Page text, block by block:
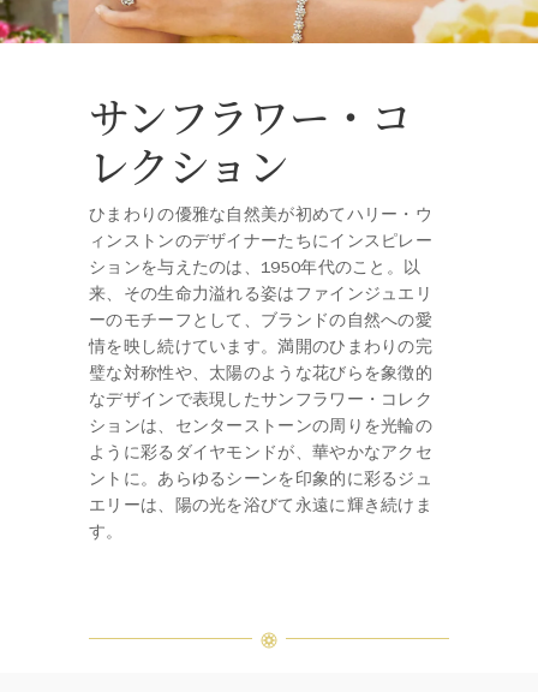
サンフラワー・コ
レクション
ひまわりの優雅な自然美が初めてハリー・ウ
ィンストンのデザイナーたちにインスピレー
ションを与えたのは、1950年代のこと。以
来、その生命力溢れる姿はファインジュエリ
ーのモチーフとして、ブランドの自然への愛
情を映し続けています。満開のひまわりの完
璧な対称性や、太陽のような花びらを象徴的
なデザインで表現したサンフラワー・コレク
ションは、センターストーンの周りを光輪の
ように彩るダイヤモンドが、華やかなアクセ
ントに。あらゆるシーンを印象的に彩るジュ
エリーは、陽の光を浴びて永遠に輝き続けま
す。